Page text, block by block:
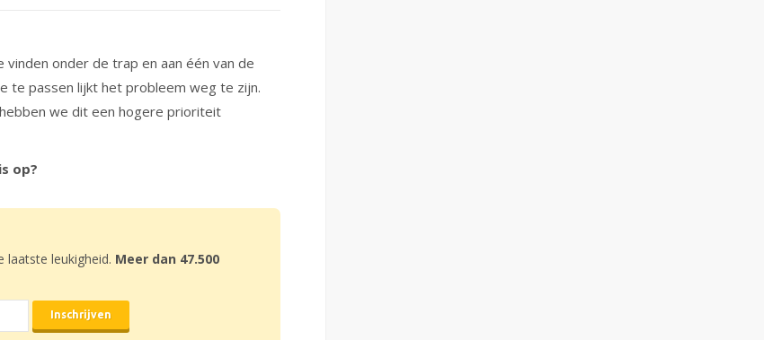
onder de trap en aan één van de
te passen lijkt het probleem weg te zijn.
we dit een hogere prioriteit
op?
laatste leukigheid. Meer dan 47.500